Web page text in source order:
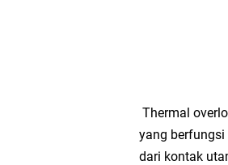
Thermal
yang berfungsi
dari kontak